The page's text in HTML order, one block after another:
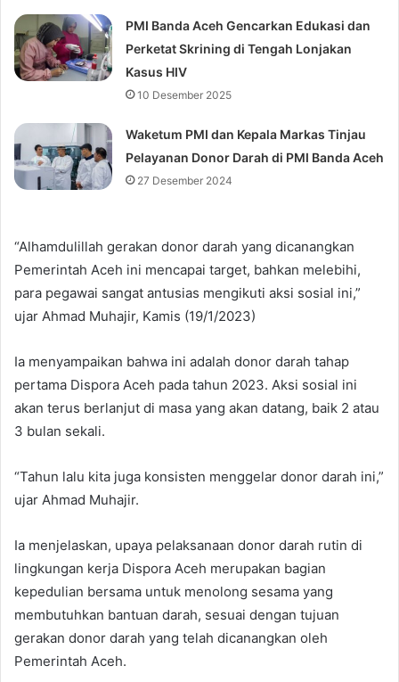
PMI Banda Aceh Gencarkan Edukasi dan
Perketat Skrining di Tengah Lonjakan
Kasus HIV
10 Desember 2025
Waketum PMI dan Kepala Markas Tinjau
Pelayanan Donor Darah di PMI Banda Aceh
27 Desember 2024
“Alhamdulillah gerakan donor darah yang dicanangkan
Pemerintah Aceh ini mencapai target, bahkan melebihi,
para pegawai sangat antusias mengikuti aksi sosial ini,”
ujar Ahmad Muhajir, Kamis (19/1/2023)
Ia menyampaikan bahwa ini adalah donor darah tahap
pertama Dispora Aceh pada tahun 2023. Aksi sosial ini
akan terus berlanjut di masa yang akan datang, baik 2 atau
3 bulan sekali.
“Tahun lalu kita juga konsisten menggelar donor darah ini,”
ujar Ahmad Muhajir.
Ia menjelaskan, upaya pelaksanaan donor darah rutin di
lingkungan kerja Dispora Aceh merupakan bagian
kepedulian bersama untuk menolong sesama yang
membutuhkan bantuan darah, sesuai dengan tujuan
gerakan donor darah yang telah dicanangkan oleh
Pemerintah Aceh.